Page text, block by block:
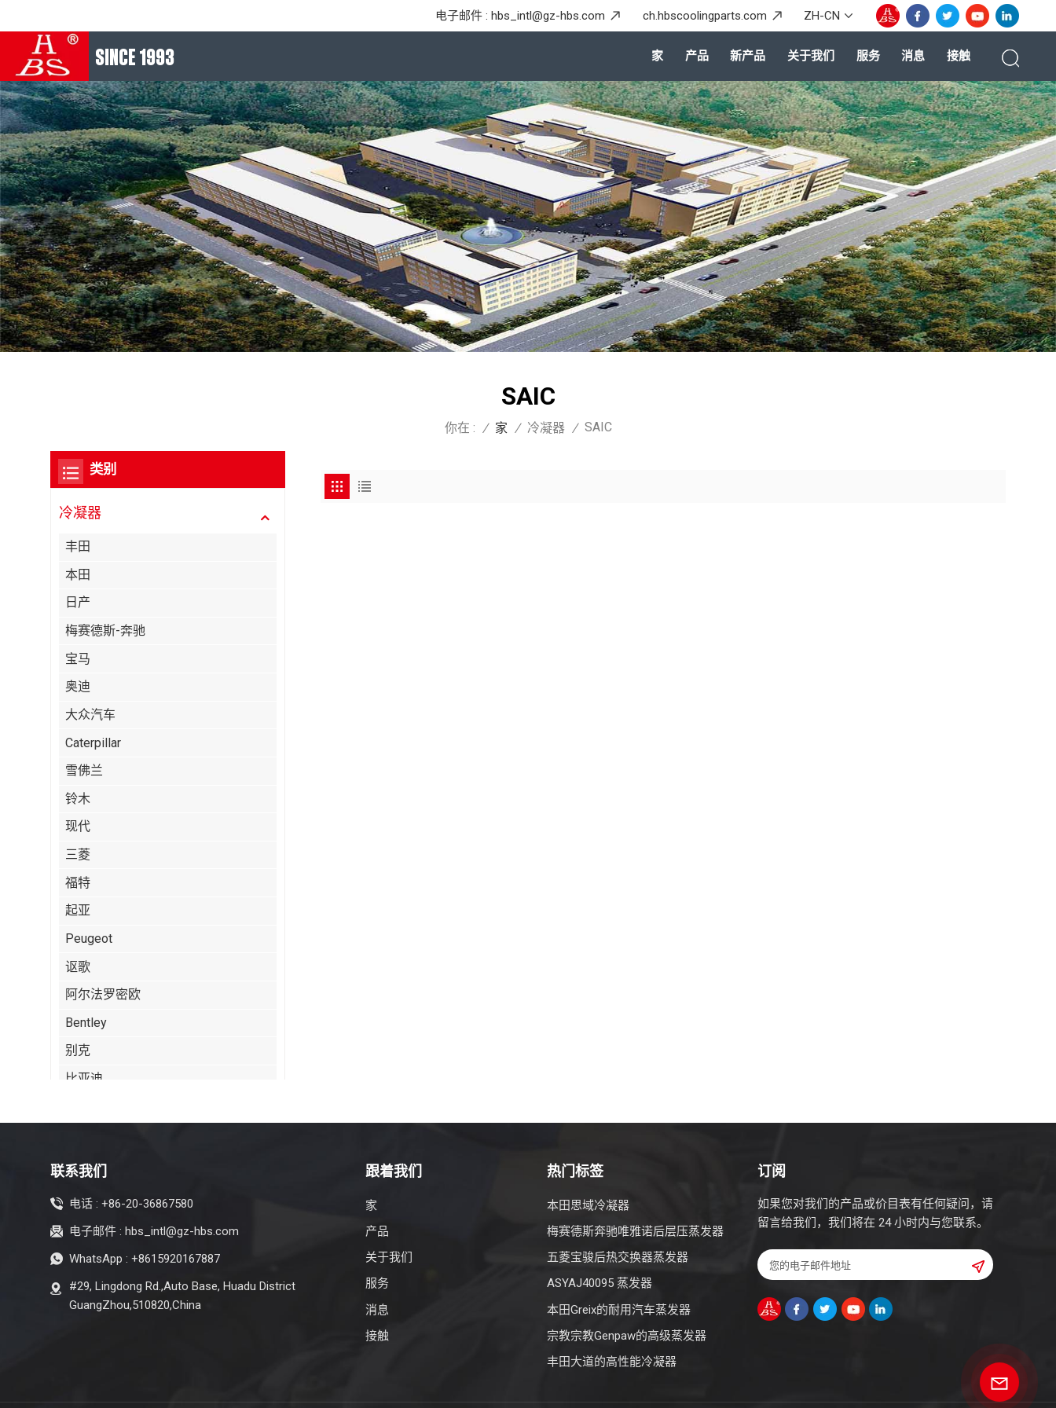
ZH-CN
电子邮件 :hbs_intl@gz-hbs.com ch.hbscoolingparts.com
SINCE 1993 家 产品 新产品 关于我们 服务 消息 接触
SAIC
你在 : / 家 / 冷凝器 / SAIC
类别
冷凝器
丰田
本田
日产
梅赛德斯-奔驰
宝马
奥迪
大众汽车
Caterpillar
雪佛兰
铃木
现代
三菱
福特
起亚
Peugeot
讴歌
阿尔法罗密欧
Bentley
别克
比亚迪
克莱斯勒
吉普车
联系我们
电话 : +86-20-36867580
电子邮件 : hbs_intl@gz-hbs.com
WhatsApp : +8615920167887
#29, Lingdong Rd.,Auto Base, Huadu District
GuangZhou,510820,China
跟着我们
家
产品
关于我们
服务
消息
接触
热门标签
本田思域冷凝器
梅赛德斯奔驰唯雅诺后层压蒸发器
五菱宝骏后热交换器蒸发器
ASYAJ40095 蒸发器
本田Greix的耐用汽车蒸发器
宗教宗教Genpaw的高级蒸发器
丰田大道的高性能冷凝器
订阅
如果您对我们的产品或价目表有任何疑问，请
留言给我们，我们将在 24 小时内与您联系。